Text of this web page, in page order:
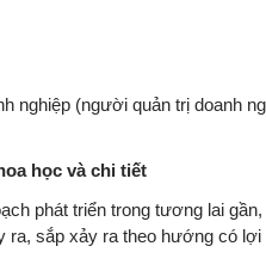
nghiệp (người quản trị doanh
học và chi tiết
phát triển trong tương lai
sắp xảy ra theo hướng có lợi